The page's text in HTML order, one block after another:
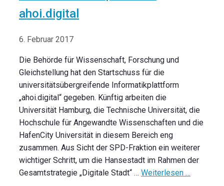
ahoi.digital
6. Februar 2017
Die Behörde für Wissenschaft, Forschung und
Gleichstellung hat den Startschuss für die
universitätsübergreifende Informatikplattform
„ahoi.digital“ gegeben. Künftig arbeiten die
Universität Hamburg, die Technische Universität, die
Hochschule für Angewandte Wissenschaften und die
HafenCity Universität in diesem Bereich eng
zusammen. Aus Sicht der SPD-Fraktion ein weiterer
wichtiger Schritt, um die Hansestadt im Rahmen der
Gesamtstrategie „Digitale Stadt“ … Weiterlesen …